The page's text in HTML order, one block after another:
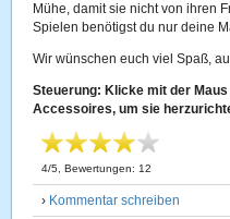
Mühe, damit sie nicht von ihren
Spielen benötigst du nur deine
Wir wünschen euch viel Spaß,
Steuerung: Klicke mit der
Accessoires, um sie
4/5 , Bewertungen: 12
› Kommentar schreiben